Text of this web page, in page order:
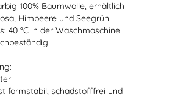
100% Baumwolle, erhältlich
Himbeere und Seegrün
40 °C in der Waschmaschine
formstabil, schadstofffrei und